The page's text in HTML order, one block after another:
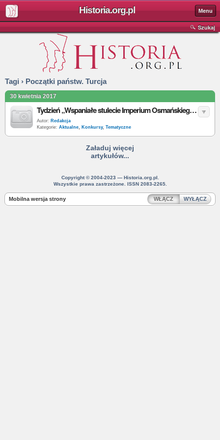
Historia.org.pl Menu
Szukaj
Tagi › Początki państw. Turcja
30 kwietnia 2017
Tydzień „Wspaniałe stulecie Imperium Osmańskiego” - do wygrania: „Początki państw. Turcja”
Autor: Redakcja
Kategorie: Aktualne, Konkursy, Tematyczne
Załaduj więcej
artykułów...
Copyright © 2004-2023 — Historia.org.pl.
Wszystkie prawa zastrzeżone. ISSN 2083-2265.
Mobilna wersja strony WŁĄCZ WYŁĄCZ